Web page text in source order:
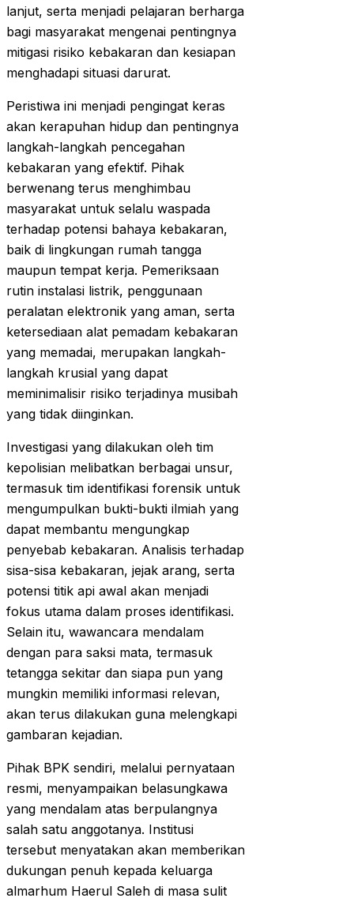
lanjut, serta menjadi pelajaran berharga
bagi masyarakat mengenai pentingnya
mitigasi risiko kebakaran dan kesiapan
menghadapi situasi darurat.
Peristiwa ini menjadi pengingat keras
akan kerapuhan hidup dan pentingnya
langkah-langkah pencegahan
kebakaran yang efektif. Pihak
berwenang terus menghimbau
masyarakat untuk selalu waspada
terhadap potensi bahaya kebakaran,
baik di lingkungan rumah tangga
maupun tempat kerja. Pemeriksaan
rutin instalasi listrik, penggunaan
peralatan elektronik yang aman, serta
ketersediaan alat pemadam kebakaran
yang memadai, merupakan langkah-
langkah krusial yang dapat
meminimalisir risiko terjadinya musibah
yang tidak diinginkan.
Investigasi yang dilakukan oleh tim
kepolisian melibatkan berbagai unsur,
termasuk tim identifikasi forensik untuk
mengumpulkan bukti-bukti ilmiah yang
dapat membantu mengungkap
penyebab kebakaran. Analisis terhadap
sisa-sisa kebakaran, jejak arang, serta
potensi titik api awal akan menjadi
fokus utama dalam proses identifikasi.
Selain itu, wawancara mendalam
dengan para saksi mata, termasuk
tetangga sekitar dan siapa pun yang
mungkin memiliki informasi relevan,
akan terus dilakukan guna melengkapi
gambaran kejadian.
Pihak BPK sendiri, melalui pernyataan
resmi, menyampaikan belasungkawa
yang mendalam atas berpulangnya
salah satu anggotanya. Institusi
tersebut menyatakan akan memberikan
dukungan penuh kepada keluarga
almarhum Haerul Saleh di masa sulit